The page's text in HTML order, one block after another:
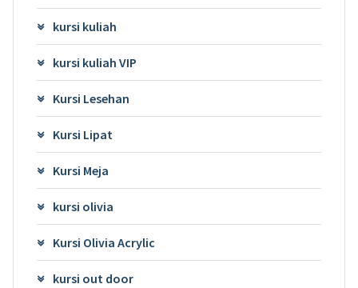
kursi kuliah
kursi kuliah VIP
Kursi Lesehan
Kursi Lipat
Kursi Meja
kursi olivia
Kursi Olivia Acrylic
kursi out door